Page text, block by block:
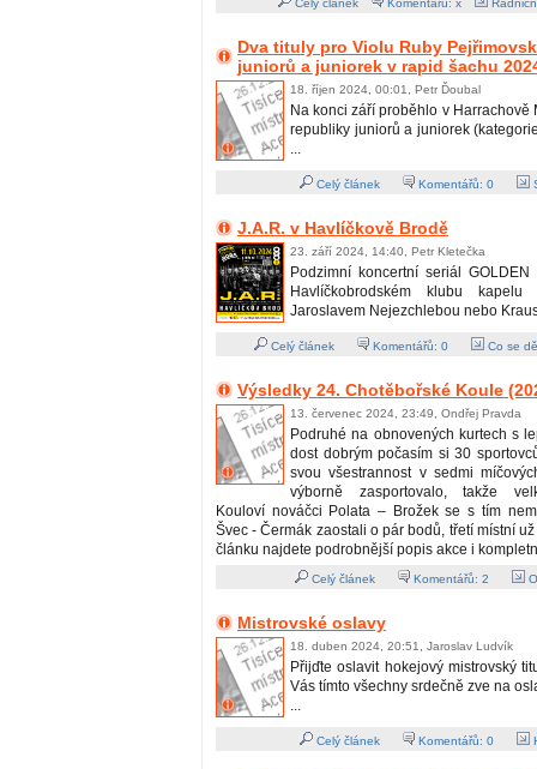
Celý článek Komentářů: x
Dva tituly pro Violu Ruby
juniorů a juniorek v rapid šachu
18. říjen 2024, 00:01, Petr Ďoubal
Na konci září proběhlo v Harrachově
republiky juniorů a juniorek
...
Celý článek Komentářů: 0
J.A.R. v Havlíčkově Brodě
23. září 2024, 14:40, Petr Kletečka
Podzimní koncertní seriál
Havlíčkobrodském klubu
Jaroslavem Nejezchlebou nebo
Celý článek Komentářů: 0 Co se
Výsledky 24. Chotěbořské Koule
13. červenec 2024, 23:49, Ondřej Pravda
Podruhé na obnovených kurtech s
dost dobrým počasím si 30
svou všestrannost v sedmi
výborně zasportovalo, takže
Kouloví nováčci Polata – Brožek se s tím
Švec - Čermák zaostali o pár bodů, třetí místní
článku najdete podrobnější popis akce i
Celý článek Komentářů: 2
Mistrovské oslavy
18. duben 2024, 20:51, Jaroslav Ludvík
Přijďte oslavit hokejový mistrovský
Vás tímto všechny srdečně zve na
...
Celý článek Komentářů: 0